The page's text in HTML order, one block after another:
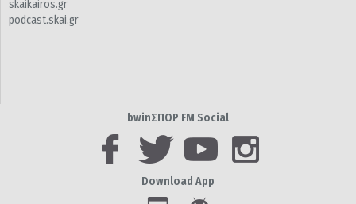
skaikairos.gr
podcast.skai.gr
bwinΣΠΟΡ FM Social
Download App